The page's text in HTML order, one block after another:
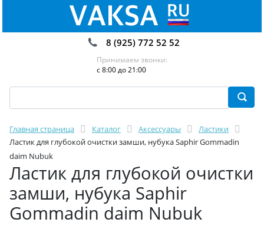
8 (925) 772 52 52
Принимаем звонки:
с 8:00 до 21:00
Главная страница Каталог Аксессуары
Ластики
Ластик для глубокой очистки замши, нубука Saphir Gommadin
daim Nubuk
Ластик для глубокой очистки
замши, нубука Saphir
Gommadin daim Nubuk